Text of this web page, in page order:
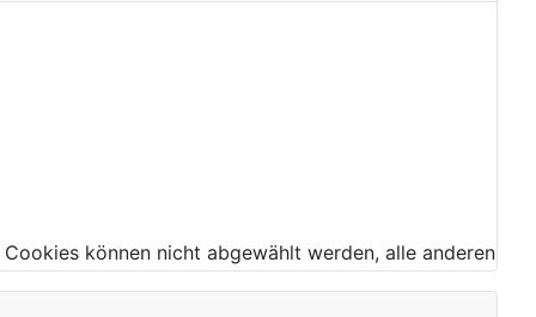
können nicht abgewählt werden, alle anderen